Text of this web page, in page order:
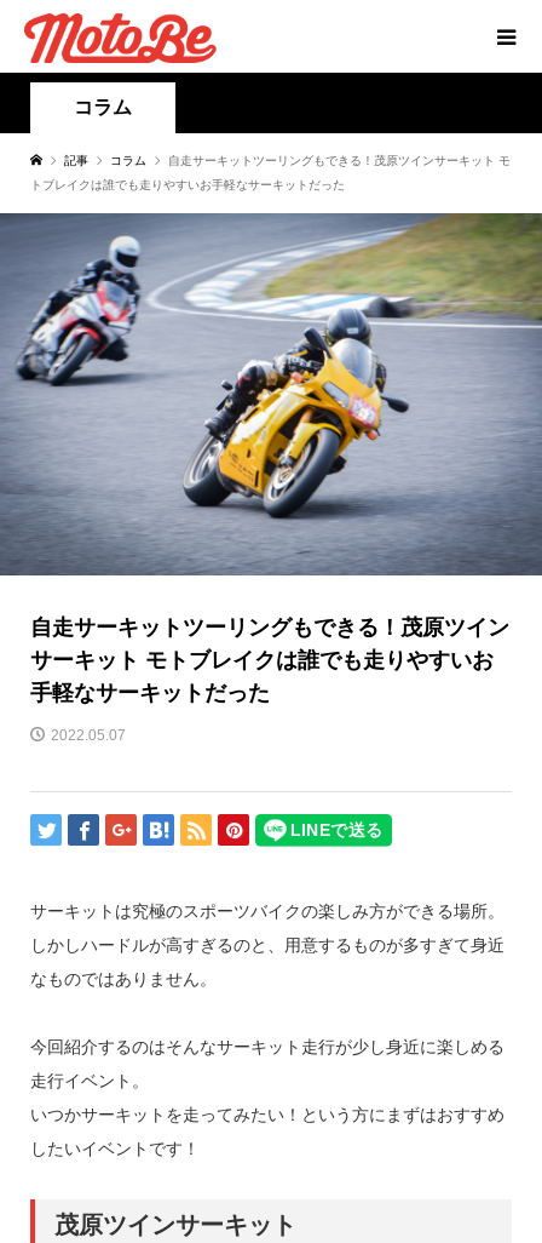
コラム
記事 コラム
自走サーキットツーリングもできる！茂原ツインサーキット モ
トブレイクは誰でも走りやすいお手軽なサーキットだった
自走サーキットツーリングもできる！茂原ツイン
サーキット モトブレイクは誰でも走りやすいお
手軽なサーキットだった
2022.05.07
サーキットは究極のスポーツバイクの楽しみ方ができる場所。
しかしハードルが高すぎるのと、用意するものが多すぎて身近
なものではありません。
今回紹介するのはそんなサーキット走行が少し身近に楽しめる
走行イベント。
いつかサーキットを走ってみたい！という方にまずはおすすめ
したいイベントです！
茂原ツインサーキット